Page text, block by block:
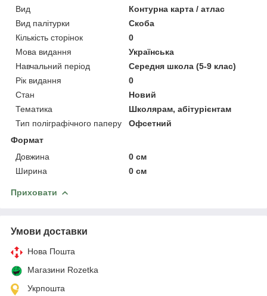
Вид
Контурна карта / атлас
Вид палітурки
Скоба
Кількість сторінок
0
Мова видання
Українська
Навчальний період
Середня школа (5-9 клас)
Рік видання
0
Стан
Новий
Тематика
Школярам, абітурієнтам
Тип поліграфічного паперу
Офсетний
Формат
Довжина
0 см
Ширина
0 см
Приховати
Умови доставки
Нова Пошта
Магазини Rozetka
Укрпошта